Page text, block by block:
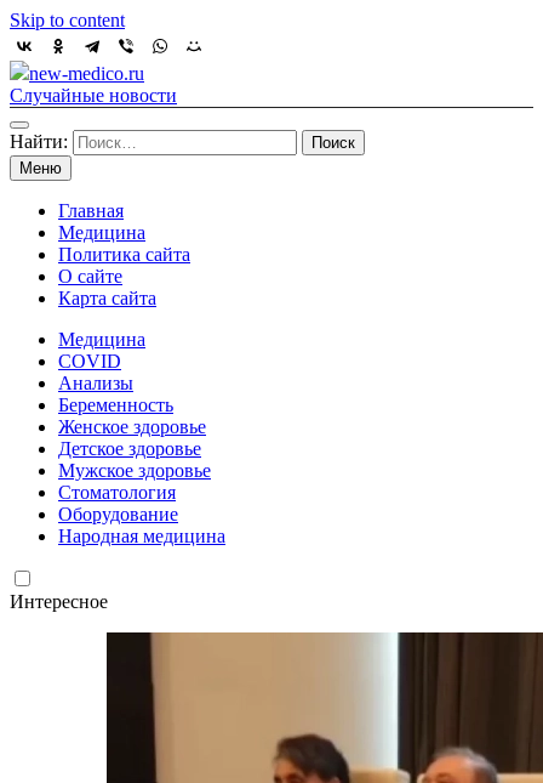
Skip to content
new-medico.ru
Случайные новости
Найти:
Меню
Главная
Медицина
Политика сайта
О сайте
Карта сайта
Медицина
COVID
Анализы
Беременность
Женское здоровье
Детское здоровье
Мужское здоровье
Стоматология
Оборудование
Народная медицина
Интересное